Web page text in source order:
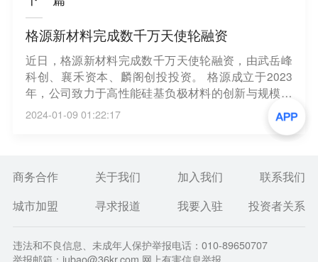
格源新材料完成数千万天使轮融资
近日，格源新材料完成数千万天使轮融资，由武岳峰
科创、襄禾资本、麟阁创投投资。 格源成立于2023
年，公司致力于高性能硅基负极材料的创新与规模化
制备，聚焦多孔碳、气相沉积装备和新型硅碳负极材
2024-01-09 01:22:17
商务合作 关于我们 加入我们
联系我们
城市加盟
寻求报道 我要入驻 投资者关系
违法和不良信息、未成年人保护举报电话：010-89650707